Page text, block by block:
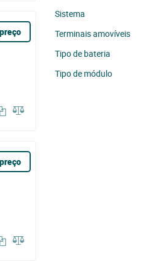
Sistema
Terminais amovíveis
Tipo de bateria
Tipo de módulo